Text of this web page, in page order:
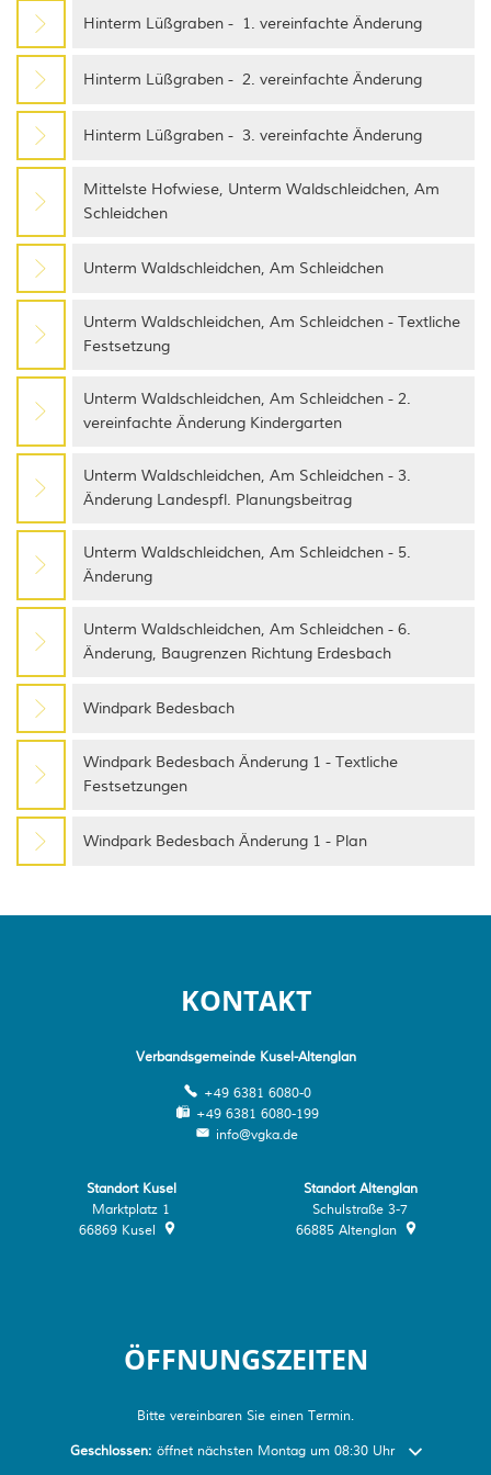
WkB Straßenbeleuchtung Kusel
Wohnmobilstellplätze
Wander- & Gästeführer*innen
Hinterm Lüßgraben - 1. vereinfachte Änderung
Hinterm Lüßgraben - 2. vereinfachte Änderung
Hinterm Lüßgraben - 3. vereinfachte Änderung
Mittelste Hofwiese, Unterm Waldschleidchen, Am
Schleidchen
Unterm Waldschleidchen, Am Schleidchen
Unterm Waldschleidchen, Am Schleidchen - Textliche
Festsetzung
Unterm Waldschleidchen, Am Schleidchen - 2.
vereinfachte Änderung Kindergarten
Unterm Waldschleidchen, Am Schleidchen - 3.
Änderung Landespfl. Planungsbeitrag
Unterm Waldschleidchen, Am Schleidchen - 5.
Änderung
Unterm Waldschleidchen, Am Schleidchen - 6.
Änderung, Baugrenzen Richtung Erdesbach
Windpark Bedesbach
Windpark Bedesbach Änderung 1 - Textliche
Festsetzungen
Windpark Bedesbach Änderung 1 - Plan
KONTAKT
Verbandsgemeinde Kusel-Altenglan
+49 6381 6080-0
+49 6381 6080-199
info@vgka.de
Standort Kusel
Marktplatz 1
66869 Kusel
Standort Altenglan
Schulstraße 3-7
66885 Altenglan
ÖFFNUNGSZEITEN
Bitte vereinbaren Sie einen Termin.
Klicken, um weitere Öffnungs- oder Schließzeiten auszublenden
Geschlossen: öffnet nächsten Montag um 08:30 Uhr